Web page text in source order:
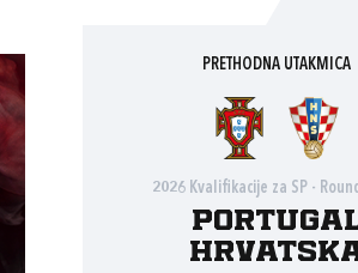
PRETHODNA UTAKMICA
2026 Kvalifikacije za SP -